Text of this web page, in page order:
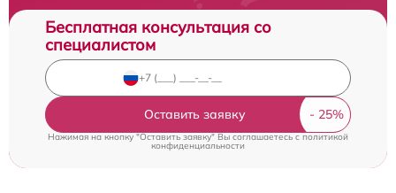
Бесплатная консультация со
специалистом
Оставить заявку
Нажимая на кнопку "Оставить заявку" Вы соглашаетесь cполитикой
конфиденциальности